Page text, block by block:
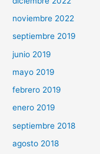
noviembre 2022
septiembre 2019
junio 2019
mayo 2019
febrero 2019
enero 2019
septiembre 2018
agosto 2018